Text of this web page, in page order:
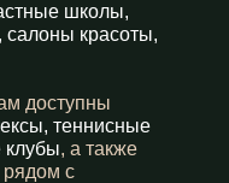
школы,
салоны красоты,
доступны
теннисные
клубы, а также
рядом с